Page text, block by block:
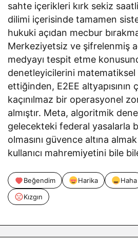
sahte içerikleri kırk sekiz
dilimi içerisinde tamamen
hukuki açıdan mecbur
Merkeziyetsiz ve şifrelenmiş
medyayı tespit etme
denetleyicilerini
ettiğinden, E2EE altyapısının
kaçınılmaz bir operasyonel
almıştır. Meta, algoritmik
gelecekteki federal yasalarla
olmasını güvence altına
kullanıcı mahremiyetini bile
Beğendim Harika Haha
Kızgın